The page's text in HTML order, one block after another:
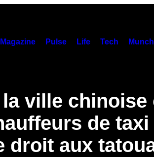
Magazine Pulse Life Tech
la ville chinoise
de taxi
droit aux